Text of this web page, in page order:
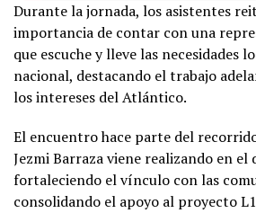
Durante la jornada, los asistentes
importancia de contar con una
que escuche y lleve las necesidades
nacional, destacando el trabajo
los intereses del Atlántico.
El encuentro hace parte del
Jezmi Barraza viene realizando en
fortaleciendo el vínculo con las
consolidando el apoyo al proyecto